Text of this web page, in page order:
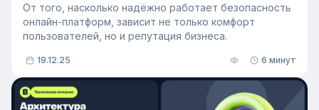
От того, насколько надёжно работает безопасность
онлайн-платформ, зависит не только комфорт
пользователей, но и репутация бизнеса.
19.12.25 6 минут